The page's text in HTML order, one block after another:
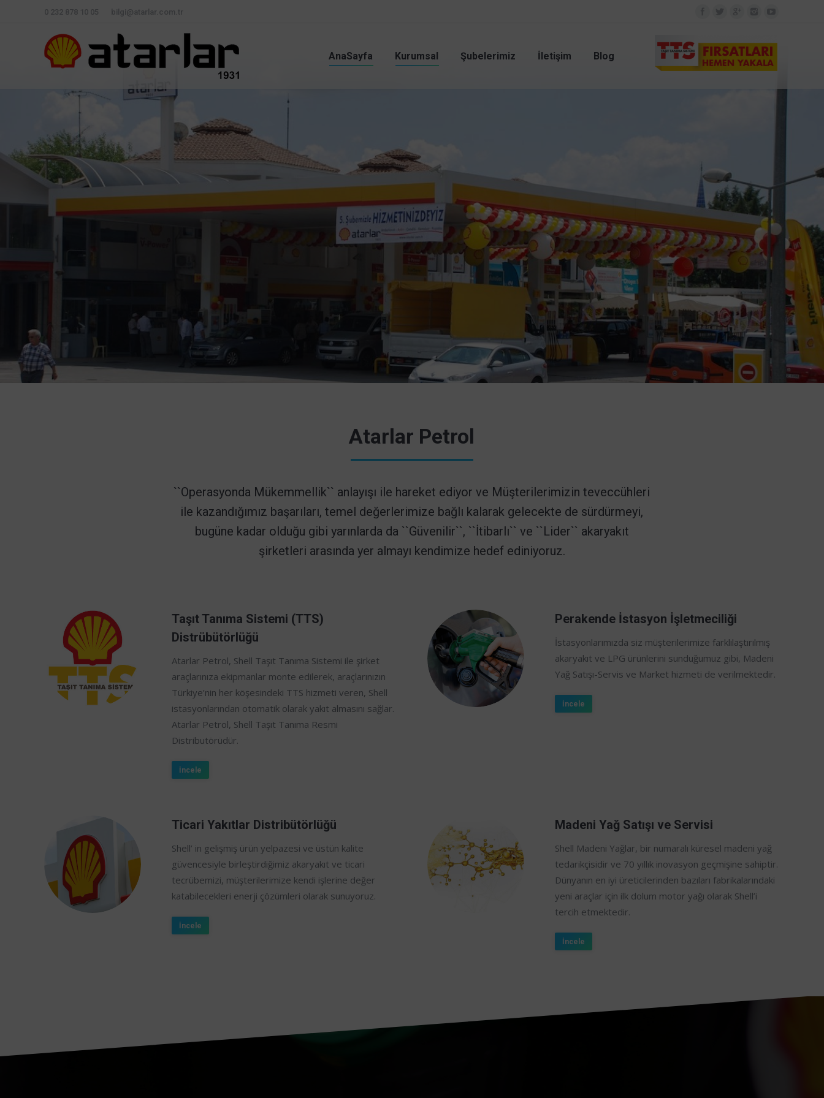
0 232 878 10 05 bilgi@atarlar.com.tr
AnaSayfa Kurumsal Şubelerimiz İletişim Blog
Atarlar Petrol
``Operasyonda Mükemmellik`` anlayışı ile hareket ediyor ve Müşterilerimizin teveccühleri
ile kazandığımız başarıları, temel değerlerimize bağlı kalarak gelecekte de sürdürmeyi,
bugüne kadar olduğu gibi yarınlarda da ``Güvenilir``, ``İtibarlı`` ve ``Lider`` akaryakıt
şirketleri arasında yer almayı kendimize hedef ediniyoruz.
Taşıt Tanıma Sistemi (TTS)
Distrübütörlüğü
Atarlar Petrol, Shell Taşıt Tanıma Sistemi ile şirket
araçlarınıza ekipmanlar monte edilerek, araçlarınızın
Türkiye’nin her köşesindeki TTS hizmeti veren, Shell
istasyonlarından otomatik olarak yakıt almasını sağlar.
Atarlar Petrol, Shell Taşıt Tanıma Resmi
Distributörüdür.
İncele
Perakende İstasyon İşletmeciliği
İstasyonlarımızda siz müşterilerimize farklılaştırılmış
akaryakıt ve LPG ürünlerini sunduğumuz gibi, Madeni
Yağ Satışı-Servis ve Market hizmeti de verilmektedir.
İncele
Ticari Yakıtlar Distribütörlüğü
Shell’ in gelişmiş ürün yelpazesi ve üstün kalite
güvencesiyle birleştirdiğimiz akaryakıt ve ticari
tecrübemizi, müşterilerimize kendi işlerine değer
katabilecekleri enerji çözümleri olarak sunuyoruz.
İncele
Madeni Yağ Satışı ve Servisi
Shell Madeni Yağlar, bir numaralı küresel madeni yağ
tedarikçisidir ve 70 yıllık inovasyon geçmişine sahiptir.
Dünyanın en iyi üreticilerinden bazıları fabrikalarındaki
yeni araçlar için ilk dolum motor yağı olarak Shell’i
tercih etmektedir.
İncele